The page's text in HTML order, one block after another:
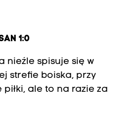
1:0
nieźle spisuje się w
strefie boiska, przy
piłki, ale to na razie za